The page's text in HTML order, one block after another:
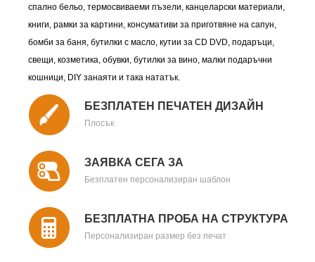
спално бельо, термосвиваеми пъзели, канцеларски материали,
книги, рамки за картини, консумативи за приготвяне на сапун,
бомби за баня, бутилки с масло, кутии за CD DVD, подаръци,
свещи, козметика, обувки, бутилки за вино, малки подаръчни
кошници, DIY занаяти и така нататък.
БЕЗПЛАТЕН ПЕЧАТЕН ДИЗАЙН
Плосък
ЗАЯВКА СЕГА ЗА
Безплатен персонализиран шаблон
БЕЗПЛАТНА ПРОБА НА СТРУКТУРА
Персонализиран размер без печат